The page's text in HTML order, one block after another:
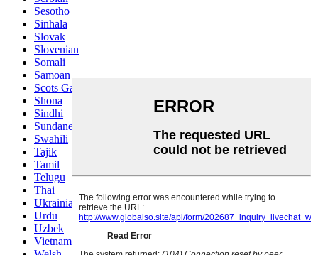
Sesotho
Sinhala
Slovak
Slovenian
Somali
Samoan
Scots Gaelic
Shona
Sindhi
Sundanese
Swahili
Tajik
Tamil
Telugu
Thai
Ukrainian
Urdu
Uzbek
Vietnamese